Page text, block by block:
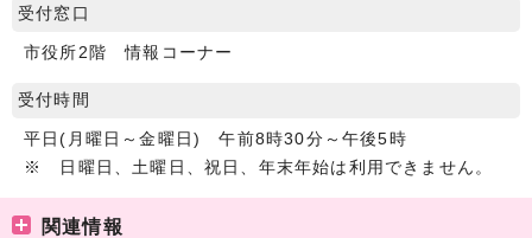
受付窓口
市役所2階 情報コーナー
受付時間
平日(月曜日～金曜日) 午前8時30分～午後5時
※ 日曜日、土曜日、祝日、年末年始は利用できません。
関連情報